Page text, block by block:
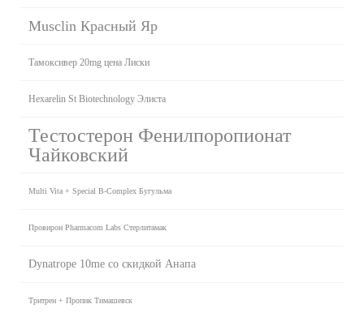
Musclin Красный Яр
Тамоксивер 20mg цена Лиски
Hexarelin St Biotechnology Элиста
Тестостерон Фенилпоропионат
Чайковский
Multi Vita + Special B-Complex Бугульма
Провирон Pharmacom Labs Стерлитамак
Dynatrope 10me со скидкой Анапа
Тритрен + Пропик Тимашевск